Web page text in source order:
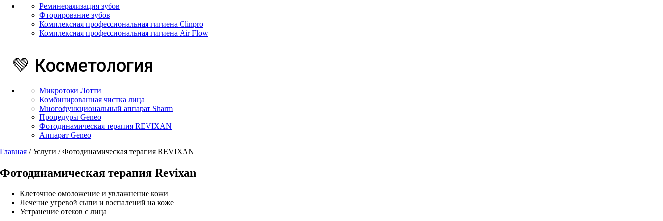
Реминерализация зубов
Фторирование зубов
Комплексная профессиональная гигиена Clinpro
Комплексная профессиональная гигиена Air Flow
💚 Косметология
Микротоки Лотти
Комбинированная чистка лица
Многофункциональный аппарат Sharm
Процедуры Geneo
Фотодинамическая терапия REVIXAN
Аппарат Geneo
Главная /Услуги /Фотодинамическая терапия REVIXAN
Фотодинамическая терапия Revixan
Клеточное омоложение и увлажнение кожи
Лечение угревой сыпи и воспалений на коже
Устранение отеков с лица